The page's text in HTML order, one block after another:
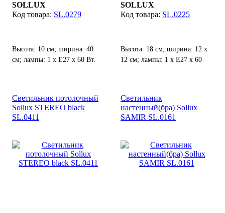
SOLLUX
SL.0279
Высота: 10 см; ширина: 40
см; лампы: 1 х Е27 х 60 Вт.
SOLLUX
SL.0225
Высота: 18 см; ширина: 12 х
12 см; лампы: 1 х Е27 х 60
Светильник потолочный
Sollux STEREO black
SL.0411
Светильник
настенный(бра) Sollux
SAMIR SL.0161